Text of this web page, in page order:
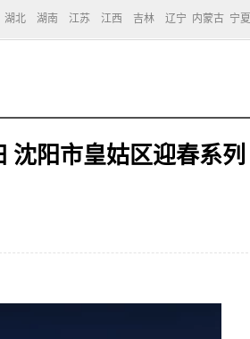
湖北 湖南 江苏 江西 吉林 辽宁 内蒙古 宁夏
沈阳市皇姑区迎春系列